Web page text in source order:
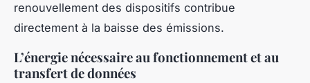
renouvellement des dispositifs contribue
directement à la baisse des émissions.
L’énergie nécessaire au fonctionnement et au
transfert de données